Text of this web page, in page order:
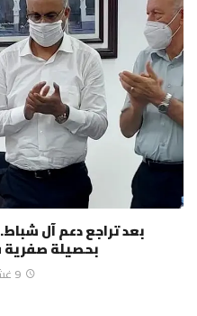
بعد تراجع دعم آل
بحصيلة صفرية في
9 غشت، 2026